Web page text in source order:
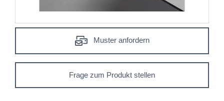
Muster anfordern
Frage zum Produkt stellen